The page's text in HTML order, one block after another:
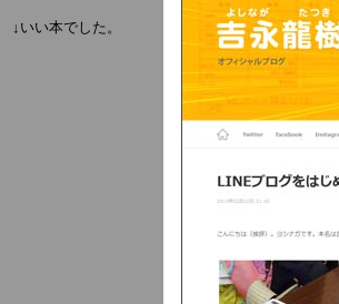
↓いい本でした。